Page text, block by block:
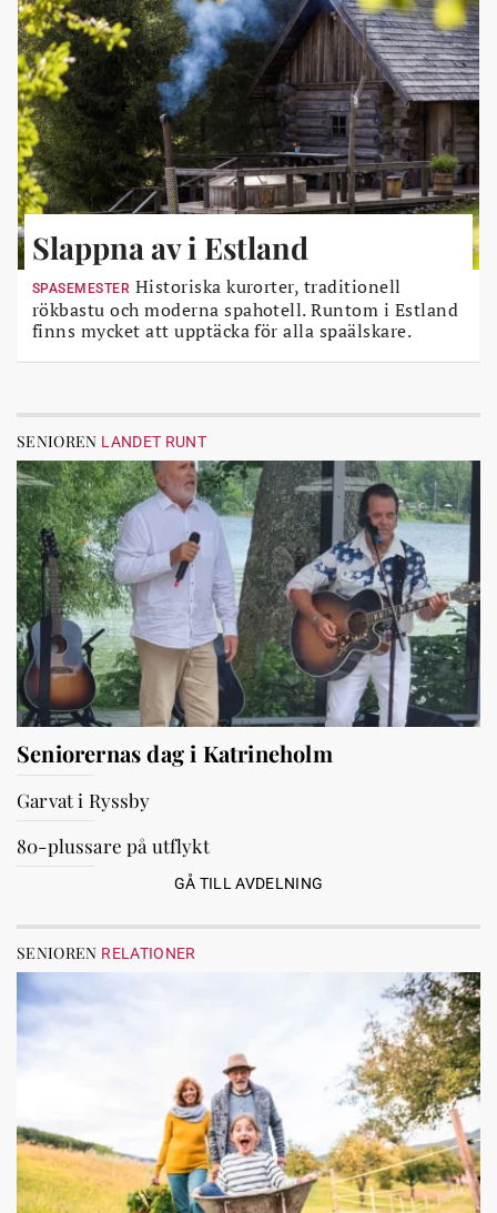
Slappna av i Estland
SPASEMESTER Historiska kurorter, traditionell
rökbastu och moderna spahotell. Runtom i Estland
finns mycket att upptäcka för alla spaälskare.
SENIOREN LANDET RUNT
Seniorernas dag i Katrineholm
Garvat i Ryssby
80-plussare på utflykt
GÅ TILL AVDELNING
SENIOREN RELATIONER